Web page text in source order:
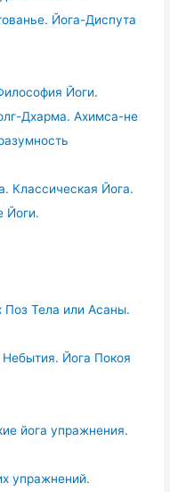
Йога-Диспута
Йоги.
Дхарма. Ахимса-не
Классическая Йога.
Йоги.
Поз Тела или Асаны.
Йога Покоя
йога упражнения.
упражнений.